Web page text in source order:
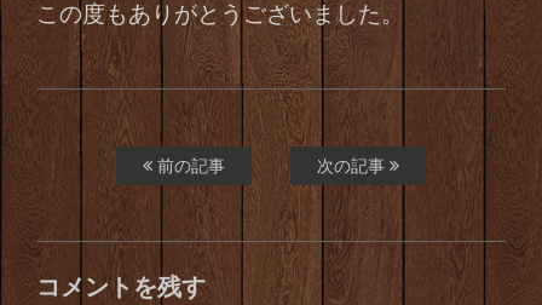
この度もありがとうございました。
前の記事 次の記事
コメントを残す